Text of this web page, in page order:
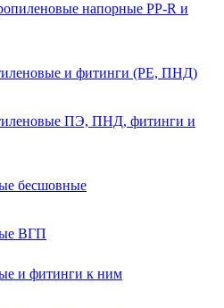
напорные PP-R и
и фитинги (PE, ПНД)
ПЭ, ПНД, фитинги и
бесшовные
ВГП
и фитинги к ним